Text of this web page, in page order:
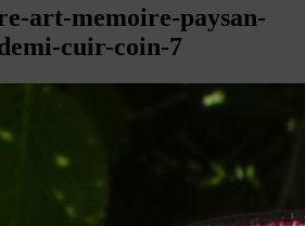
art-memoire-paysan-
cuir-coin-7